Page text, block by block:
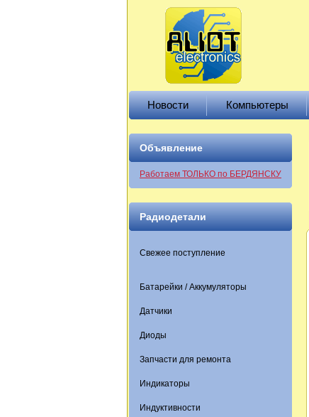
Новости Компьютеры
Объявление
Работаем ТОЛЬКО по БЕРДЯНСКУ
Радиодетали
Свежее поступление
Батарейки / Аккумуляторы
Датчики
Диоды
Запчасти для ремонта
Индикаторы
Индуктивности